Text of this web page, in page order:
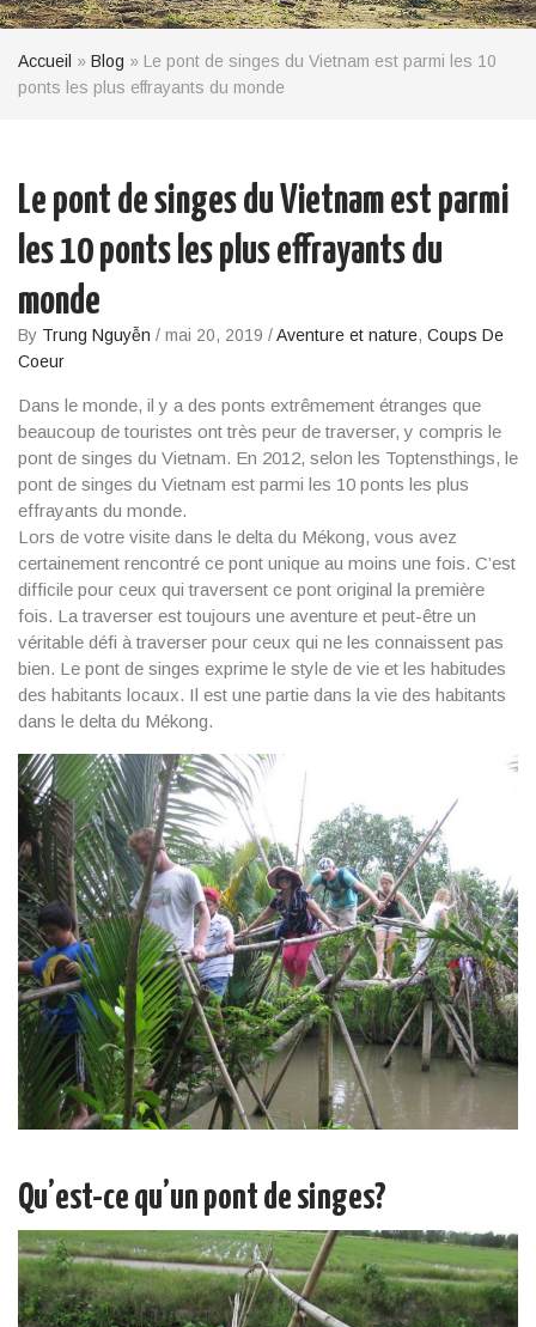
Accueil » Blog » Le pont de singes du Vietnam est parmi les 10
ponts les plus effrayants du monde
Le pont de singes du Vietnam est parmi
les 10 ponts les plus effrayants du
monde
By Trung Nguyễn / mai 20, 2019 /Aventure et nature, Coups De
Coeur
Dans le monde, il y a des ponts extrêmement étranges que
beaucoup de touristes ont très peur de traverser, y compris le
pont de singes du Vietnam. En 2012, selon les Toptensthings, le
pont de singes du Vietnam est parmi les 10 ponts les plus
effrayants du monde.
Lors de votre visite dans le delta du Mékong, vous avez
certainement rencontré ce pont unique au moins une fois. C’est
difficile pour ceux qui traversent ce pont original la première
fois. La traverser est toujours une aventure et peut-être un
véritable défi à traverser pour ceux qui ne les connaissent pas
bien. Le pont de singes exprime le style de vie et les habitudes
des habitants locaux. Il est une partie dans la vie des habitants
dans le delta du Mékong.
Qu’est-ce qu’un pont de singes?